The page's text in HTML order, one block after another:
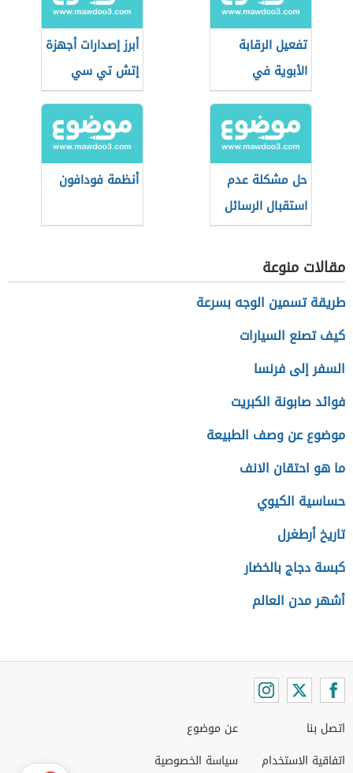
تفعيل الرقابة
الأبوية في
الآيفون
أبرز إصدارات أجهزة
إتش تي سي
لعام 2021
حل مشكلة عدم
استقبال الرسائل
النصية في
الأندرويد
أنظمة فودافون
مقالات منوعة
طريقة تسمين الوجه بسرعة
كيف تصنع السيارات
السفر إلى فرنسا
فوائد صابونة الكبريت
موضوع عن وصف الطبيعة
ما هو احتقان الانف
حساسية الكيوي
تاريخ أرطغرل
كبسة دجاج بالخضار
أشهر مدن العالم
اتصل بنا
اتفاقية الاستخدام
عن موضوع
سياسة الخصوصية